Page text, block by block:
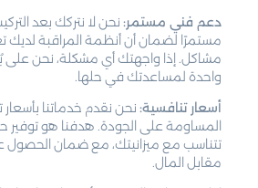
دعم فني مستمر: نحن لا نتركك بعد
مستمرًا لضمان أن أنظمة المراقبة
مشاكل. إذا واجهتك أي مشكلة، نحن على
واحدة لمساعدتك في حلها.
أسعار تنافسية: نحن نقدم خدماتنا
المساومة على الجودة. هدفنا هو توفير
تتناسب مع ميزانيتك، مع ضمان
مقابل المال.